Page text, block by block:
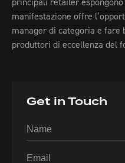
manifestazione offre
manager di categoria e fare
produttori di eccellenza del
Get in Touch